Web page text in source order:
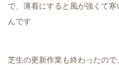
で、薄着にすると風が強くて
んです
芝生の更新作業も終わったの